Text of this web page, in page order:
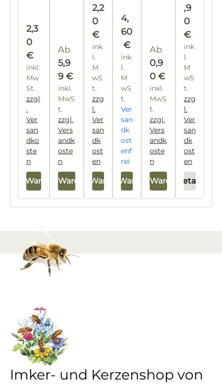
Regulärer Preis:
2,3
0
€
inkl.
Mw
St.
zzgl
.
Ver
san
dko
ste
n
den Warenkorb
ck
Regulärer Preis:
Ab
5,9
9 €
inkl.
MwS
t.
zzgl.
Vers
andk
oste
n
In den Warenkorb
2,2
0
€
ink
l.
M
wS
t.
zzg
l.
Ver
san
dk
ost
en
In den Warenkorb
Regulärer Preis:
4,
60
€
ink
l.
M
wS
t.
Ver
san
dk
ost
enf
rei
In den Warenkorb
Regulärer Preis:
Ab
0,9
0 €
inkl.
MwS
t.
zzgl.
Vers
andk
oste
n
In den Warenkorb
g
,9
0
€
ink
l.
M
wS
t.
zzg
l.
Ver
san
dk
ost
en
Details
Imker- und Kerzenshop von